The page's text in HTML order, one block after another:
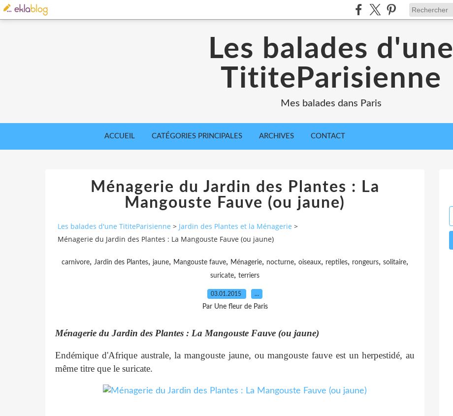
Les balades d'une
TititeParisienne
Mes balades dans Paris
ACCUEIL CATÉGORIES PRINCIPALES ARCHIVES CONTACT
Ménagerie du Jardin des Plantes : La
Mangouste Fauve (ou jaune)
Les balades d'une TititeParisienne > Jardin des Plantes et la Ménagerie >
Ménagerie du Jardin des Plantes : La Mangouste Fauve (ou jaune)
carnivore, Jardin des Plantes, jaune, Mangouste fauve, Ménagerie, nocturne, oiseaux, reptiles, rongeurs, solitaire,
suricate, terriers
03.01.2015 …
Par Une fleur de Paris
Ménagerie du Jardin des Plantes : La Mangouste Fauve (ou jaune)
Endémique d'Afrique australe, la mangouste jaune, ou mangouste fauve est un herpestidé, au
même titre que le suricate.